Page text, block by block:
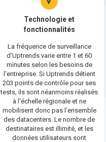
Technologie et
fonctionnalités
La fréquence de surveillance
d'Uptrends varie entre 1 et 60
minutes selon les besoins de
l'entreprise. Si Uptrends détient
203 points de contrôle pour ses
tests, ils sont néanmoins réalisés
à l'échelle régionale et ne
mobilisent donc pas l'ensemble
des datacenters. Le nombre de
destinataires est illimité, et les
données utilisateurs sont